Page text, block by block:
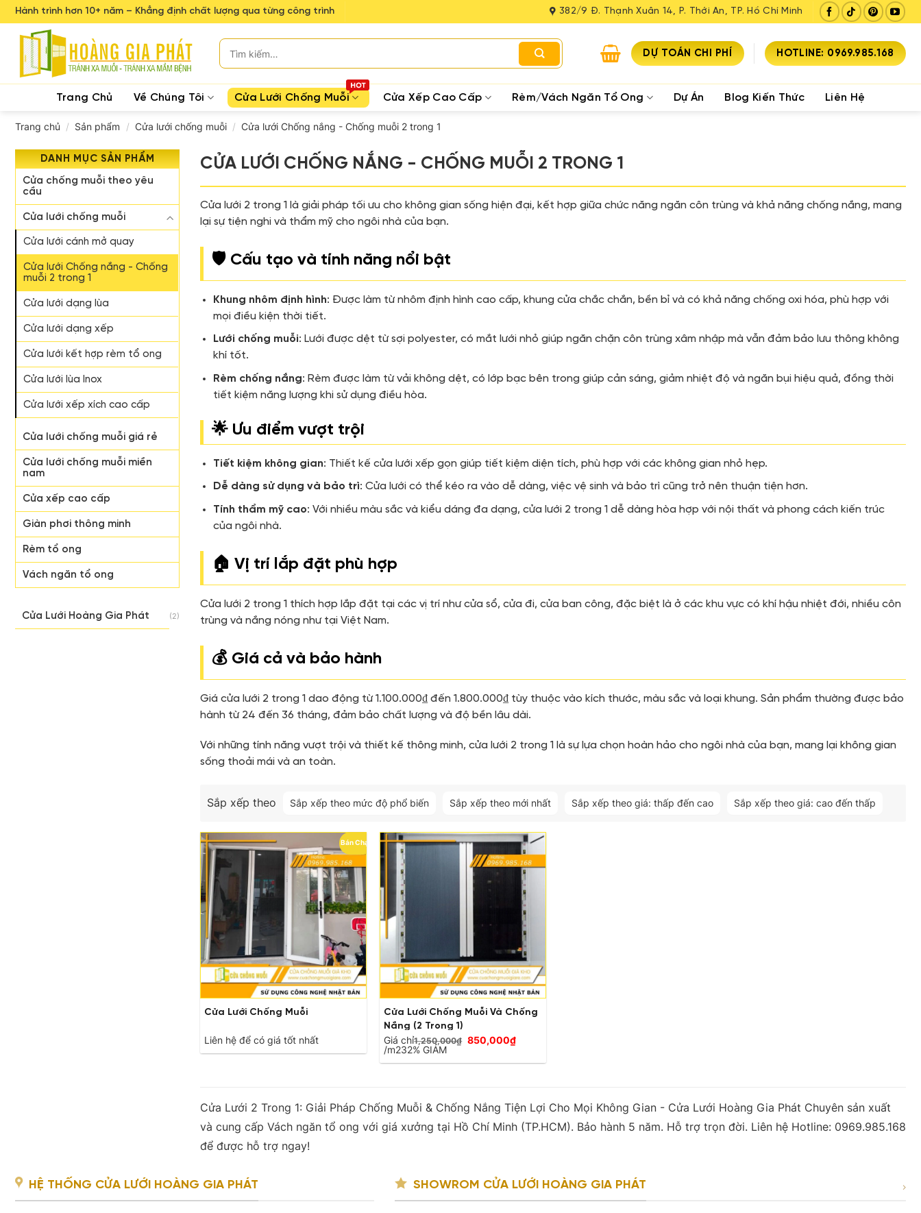
Skip
to
content
Hành trình hơn 10+ năm – Khẳng định chất lượng qua từng công trình 382/9 Đ. Thạnh Xuân 14, P. Thới An, TP. Hồ Chí Minh
kiếm:
DỰ TOÁN CHI PHÍ HOTLINE: 0969.985.168
Trang Chủ Về Chúng Tôi Cửa Lưới Chống Muỗi Cửa Xếp Cao Cấp Rèm/Vách Ngăn Tổ Ong Dự Án Blog Kiến Thức Liên Hệ
Trang chủ / Sản phẩm / Cửa lưới chống muỗi / Cửa lưới Chống nắng - Chống muỗi 2 trong 1
DANH MỤC SẢN PHẨM
Cửa chống muỗi theo yêu
cầu
Cửa lưới chống muỗi
Cửa lưới cánh mở quay
Cửa lưới Chống nắng - Chống
muỗi 2 trong 1
Cửa lưới dạng lùa
Cửa lưới dạng xếp
Cửa lưới kết hợp rèm tổ ong
Cửa lưới lùa Inox
Cửa lưới xếp xích cao cấp
Cửa lưới chống muỗi giá rẻ
Cửa lưới chống muỗi miền
nam
Cửa xếp cao cấp
Giàn phơi thông minh
Rèm tổ ong
Vách ngăn tổ ong
Cửa Lưới Hoàng Gia Phát (2)
CỬA LƯỚI CHỐNG NẮNG - CHỐNG MUỖI 2 TRONG 1
Cửa lưới 2 trong 1 là giải pháp tối ưu cho không gian sống hiện đại, kết hợp giữa chức năng ngăn côn trùng và khả năng chống nắng, mang
lại sự tiện nghi và thẩm mỹ cho ngôi nhà của bạn.
🛡️ Cấu tạo và tính năng nổi bật
Khung nhôm định hình: Được làm từ nhôm định hình cao cấp, khung cửa chắc chắn, bền bỉ và có khả năng chống oxi hóa, phù hợp với
mọi điều kiện thời tiết.
Lưới chống muỗi: Lưới được dệt từ sợi polyester, có mắt lưới nhỏ giúp ngăn chặn côn trùng xâm nhập mà vẫn đảm bảo lưu thông không
khí tốt.
Rèm chống nắng: Rèm được làm từ vải không dệt, có lớp bạc bên trong giúp cản sáng, giảm nhiệt độ và ngăn bụi hiệu quả, đồng thời
tiết kiệm năng lượng khi sử dụng điều hòa.
🌟 Ưu điểm vượt trội
Tiết kiệm không gian: Thiết kế cửa lưới xếp gọn giúp tiết kiệm diện tích, phù hợp với các không gian nhỏ hẹp.
Dễ dàng sử dụng và bảo trì:Cửa lưới có thể kéo ra vào dễ dàng, việc vệ sinh và bảo trì cũng trở nên thuận tiện hơn.
Tính thẩm mỹ cao:Với nhiều màu sắc và kiểu dáng đa dạng, cửa lưới 2 trong 1 dễ dàng hòa hợp với nội thất và phong cách kiến trúc
của ngôi nhà.
🏠 Vị trí lắp đặt phù hợp
Cửa lưới 2 trong 1 thích hợp lắp đặt tại các vị trí như cửa sổ, cửa đi, cửa ban công, đặc biệt là ở các khu vực có khí hậu nhiệt đới, nhiều côn
trùng và nắng nóng như tại Việt Nam.
💰 Giá cả và bảo hành
Giá cửa lưới 2 trong 1 dao động từ 1.100.000₫ đến 1.800.000₫ tùy thuộc vào kích thước, màu sắc và loại khung. Sản phẩm thường được bảo
hành từ 24 đến 36 tháng, đảm bảo chất lượng và độ bền lâu dài.
Với những tính năng vượt trội và thiết kế thông minh, cửa lưới 2 trong 1 là sự lựa chọn hoàn hảo cho ngôi nhà của bạn, mang lại không gian
sống thoải mái và an toàn.
Sắp xếp theo Sắp xếp theo mức độ phổ biến Sắp xếp theo mới nhất Sắp xếp theo giá: thấp đến cao Sắp xếp theo giá: cao đến thấp
Bán Chạy
Cửa Lưới Chống Muỗi
Liên hệ để có giá tốt nhất
Cửa Lưới Chống Muỗi Và Chống
Nắng (2 Trong 1)
Giá chỉ1,250,000₫ Giá
850,000₫
Giá
hiện
/m232% GIẢM
​Cửa Lưới 2 Trong 1: Giải Pháp Chống Muỗi & Chống Nắng Tiện Lợi Cho Mọi Không Gian - Cửa Lưới Hoàng Gia Phát Chuyên sản xuất
và cung cấp Vách ngăn tổ ong với giá xưởng tại Hồ Chí Minh (TP.HCM). Bảo hành 5 năm. Hỗ trợ trọn đời. Liên hệ Hotline: 0969.985.168
để được hỗ trợ ngay!
HỆ THỐNG CỬA LƯỚI HOÀNG GIA PHÁT SHOWROM CỬA LƯỚI HOÀNG GIA PHÁT